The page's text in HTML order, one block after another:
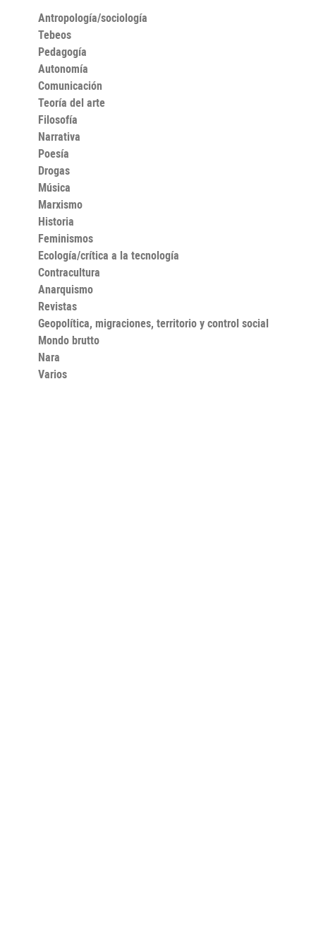
“El mero esquema de ciudadanos que se disfrazan
para luchar contra el mal implica cuestiones muy
diversas relativas al poder, la responsabilidad, el
individualismo, la privatización de la violencia, el rol del
Estado y el funcionamiento de la sociedad”.
Antropología/sociología
Tebeos
Pedagogía
Autonomía
Comunicación
Teoría del arte
Filosofía
Narrativa
Poesía
Drogas
Música
Marxismo
Historia
Feminismos
Ecología/crítica a la tecnología
Contracultura
Anarquismo
Revistas
Geopolítica, migraciones, territorio y control social
Mondo brutto
Nara
Varios